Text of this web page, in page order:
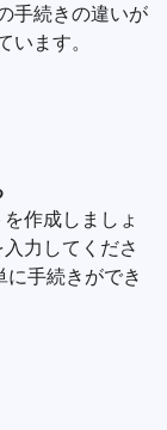
手続きの違いが
ます。
作成しましょ
力してくださ
に手続きができ